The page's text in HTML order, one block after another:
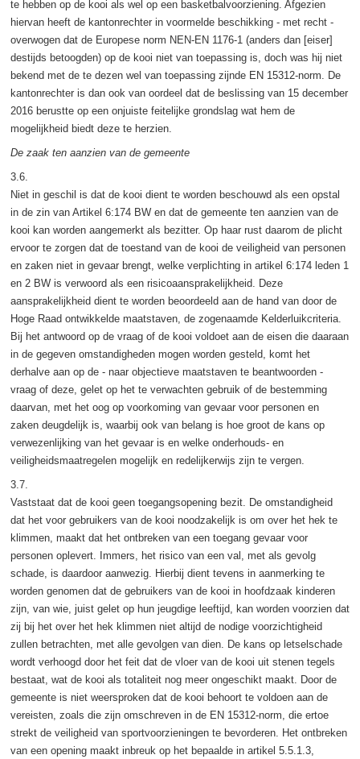
te hebben op de kooi als wel op een basketbalvoorziening. Afgezien
hiervan heeft de kantonrechter in voormelde beschikking - met recht -
overwogen dat de Europese norm NEN-EN 1176-1 (anders dan [eiser]
destijds betoogden) op de kooi niet van toepassing is, doch was hij niet
bekend met de te dezen wel van toepassing zijnde EN 15312-norm. De
kantonrechter is dan ook van oordeel dat de beslissing van 15 december
2016 berustte op een onjuiste feitelijke grondslag wat hem de
mogelijkheid biedt deze te herzien.
De zaak ten aanzien van de gemeente
3.6.
Niet in geschil is dat de kooi dient te worden beschouwd als een opstal
in de zin van Artikel 6:174 BW en dat de gemeente ten aanzien van de
kooi kan worden aangemerkt als bezitter. Op haar rust daarom de plicht
ervoor te zorgen dat de toestand van de kooi de veiligheid van personen
en zaken niet in gevaar brengt, welke verplichting in artikel 6:174 leden 1
en 2 BW is verwoord als een risicoaansprakelijkheid. Deze
aansprakelijkheid dient te worden beoordeeld aan de hand van door de
Hoge Raad ontwikkelde maatstaven, de zogenaamde Kelderluikcriteria.
Bij het antwoord op de vraag of de kooi voldoet aan de eisen die daaraan
in de gegeven omstandigheden mogen worden gesteld, komt het
derhalve aan op de - naar objectieve maatstaven te beantwoorden -
vraag of deze, gelet op het te verwachten gebruik of de bestemming
daarvan, met het oog op voorkoming van gevaar voor personen en
zaken deugdelijk is, waarbij ook van belang is hoe groot de kans op
verwezenlijking van het gevaar is en welke onderhouds- en
veiligheidsmaatregelen mogelijk en redelijkerwijs zijn te vergen.
3.7.
Vaststaat dat de kooi geen toegangsopening bezit. De omstandigheid
dat het voor gebruikers van de kooi noodzakelijk is om over het hek te
klimmen, maakt dat het ontbreken van een toegang gevaar voor
personen oplevert. Immers, het risico van een val, met als gevolg
schade, is daardoor aanwezig. Hierbij dient tevens in aanmerking te
worden genomen dat de gebruikers van de kooi in hoofdzaak kinderen
zijn, van wie, juist gelet op hun jeugdige leeftijd, kan worden voorzien dat
zij bij het over het hek klimmen niet altijd de nodige voorzichtigheid
zullen betrachten, met alle gevolgen van dien. De kans op letselschade
wordt verhoogd door het feit dat de vloer van de kooi uit stenen tegels
bestaat, wat de kooi als totaliteit nog meer ongeschikt maakt. Door de
gemeente is niet weersproken dat de kooi behoort te voldoen aan de
vereisten, zoals die zijn omschreven in de EN 15312-norm, die ertoe
strekt de veiligheid van sportvoorzieningen te bevorderen. Het ontbreken
van een opening maakt inbreuk op het bepaalde in artikel 5.5.1.3,